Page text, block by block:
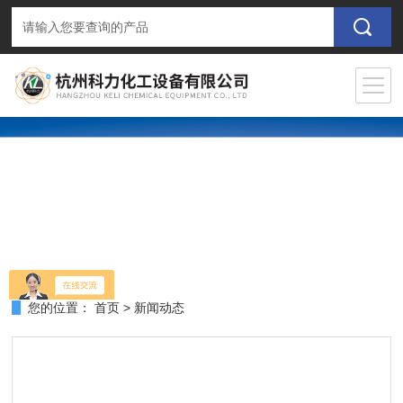
您的位置： 首页 > 新闻动态